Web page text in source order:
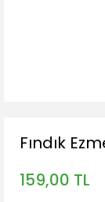
Fındık
159,00 TL